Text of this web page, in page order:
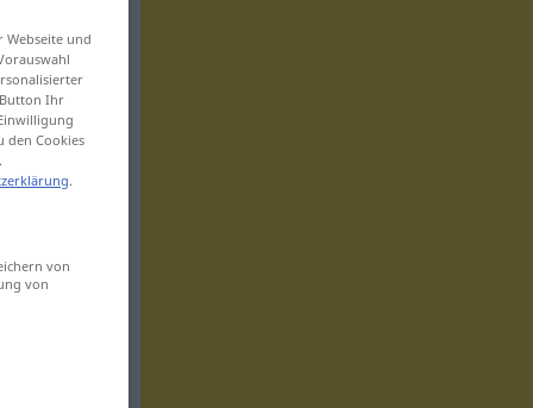
und
Ihr
den Cookies
.
von
von